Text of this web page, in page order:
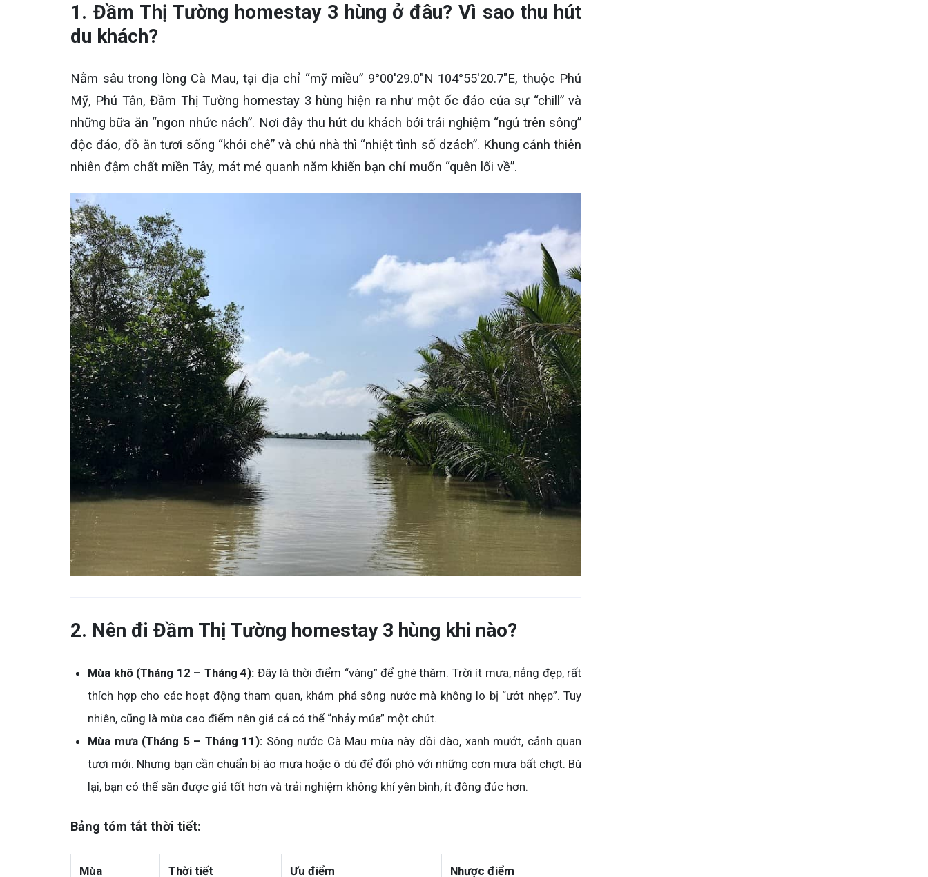
1. Đầm Thị Tường homestay 3 hùng ở đâu? Vì sao thu hút
du khách?
Nằm sâu trong lòng Cà Mau, tại địa chỉ “mỹ miều” 9°00'29.0"N 104°55'20.7"E, thuộc Phú
Mỹ, Phú Tân, Đầm Thị Tường homestay 3 hùng hiện ra như một ốc đảo của sự “chill” và
những bữa ăn “ngon nhức nách”. Nơi đây thu hút du khách bởi trải nghiệm “ngủ trên sông”
độc đáo, đồ ăn tươi sống “khỏi chê” và chủ nhà thì “nhiệt tình số dzách”. Khung cảnh thiên
nhiên đậm chất miền Tây, mát mẻ quanh năm khiến bạn chỉ muốn “quên lối về”.
2. Nên đi Đầm Thị Tường homestay 3 hùng khi nào?
Mùa khô (Tháng 12 – Tháng 4): Đây là thời điểm “vàng” để ghé thăm. Trời ít mưa, nắng đẹp, rất
thích hợp cho các hoạt động tham quan, khám phá sông nước mà không lo bị “ướt nhẹp”. Tuy
nhiên, cũng là mùa cao điểm nên giá cả có thể “nhảy múa” một chút.
Mùa mưa (Tháng 5 – Tháng 11): Sông nước Cà Mau mùa này dồi dào, xanh mướt, cảnh quan
tươi mới. Nhưng bạn cần chuẩn bị áo mưa hoặc ô dù để đối phó với những cơn mưa bất chợt. Bù
lại, bạn có thể săn được giá tốt hơn và trải nghiệm không khí yên bình, ít đông đúc hơn.
Bảng tóm tắt thời tiết:
Mùa Thời tiết Ưu điểm Nhược điểm